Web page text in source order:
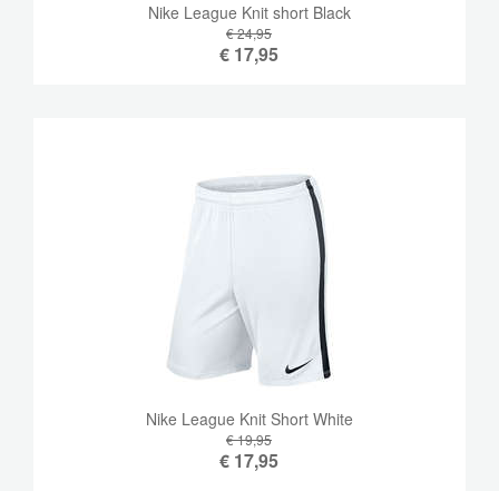
Nike League Knit short Black
€ 24,95
€ 17,95
Nike League Knit Short White
€ 19,95
€ 17,95